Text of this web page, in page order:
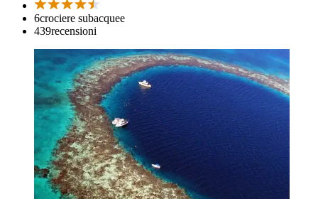
6crociere subacquee
439recensioni